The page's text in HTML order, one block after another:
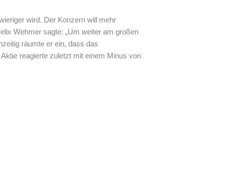
wird. Der Konzern will mehr
Wehmer sagte: „Um weiter am großen
räumte er ein, dass das
reagierte zuletzt mit einem Minus von